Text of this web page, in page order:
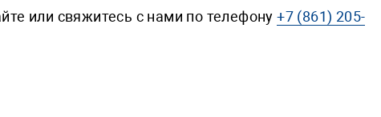
или свяжитесь с нами по телефону+7 (861) 205-